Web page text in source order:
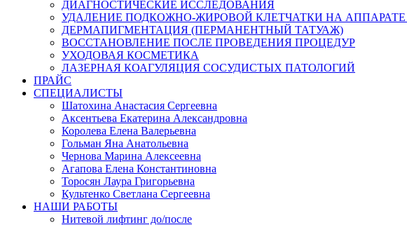
ДИАГНОСТИЧЕСКИЕ ИССЛЕДОВАНИЯ
УДАЛЕНИЕ ПОДКОЖНО-ЖИРОВОЙ КЛЕТЧАТКИ НА АППАРАТЕ
ДЕРМАПИГМЕНТАЦИЯ (ПЕРМАНЕНТНЫЙ ТАТУАЖ)
ВОССТАНОВЛЕНИЕ ПОСЛЕ ПРОВЕДЕНИЯ ПРОЦЕДУР
УХОДОВАЯ КОСМЕТИКА
ЛАЗЕРНАЯ КОАГУЛЯЦИЯ СОСУДИСТЫХ ПАТОЛОГИЙ
ПРАЙС
СПЕЦИАЛИСТЫ
Шатохина Анастасия Сергеевна
Аксентьева Екатерина Александровна
Королева Елена Валерьевна
Гольман Яна Анатольевна
Чернова Марина Алексеевна
Агапова Елена Константиновна
Торосян Лаура Григорьевна
Культенко Светлана Сергеевна
НАШИ РАБОТЫ
Нитевой лифтинг до/после